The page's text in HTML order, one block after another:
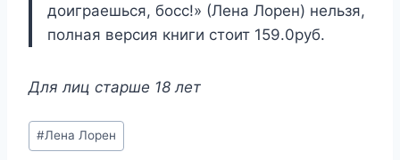
доиграешься, босс!» (Лена Лорен) нельзя,
полная версия книги стоит 159.0руб.
Для лиц старше 18 лет
Метки
записи:
#Лена Лорен